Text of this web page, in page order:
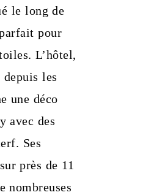
le long de
pour
L’hôtel,
les
une déco
avec des
Ses
près de 11
nombreuses